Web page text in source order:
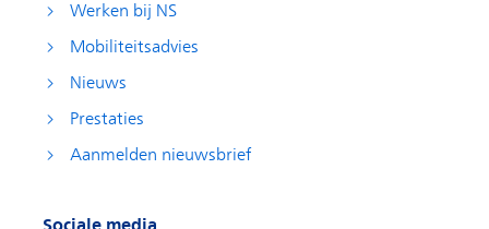
Werken bij NS
Mobiliteitsadvies
Nieuws
Prestaties
Aanmelden nieuwsbrief